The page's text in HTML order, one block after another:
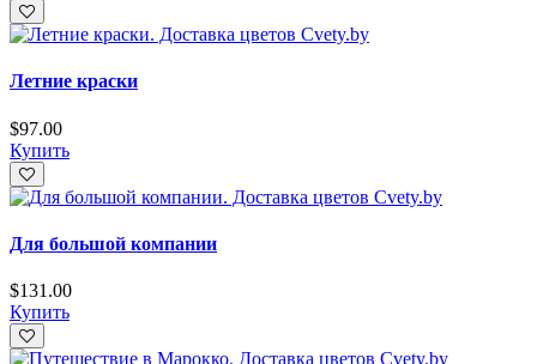
Летние краски
$97.00
Купить
Для большой компании
$131.00
Купить